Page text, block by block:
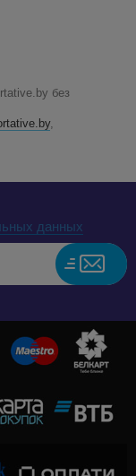
без
,
данных